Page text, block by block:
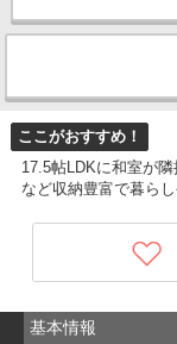
ここがおすすめ！
17.5帖LDKに和室が
など収納豊富で暮ら
基本情報